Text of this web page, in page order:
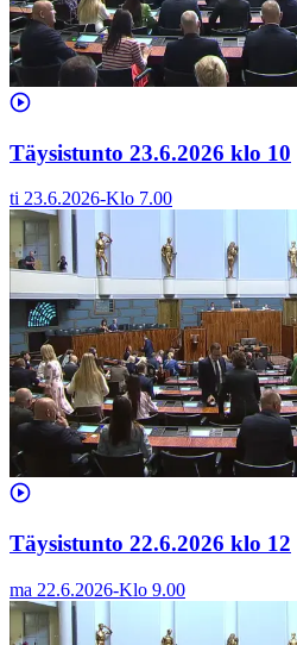
Täysistunto 23.6.2026 klo 10
ti 23.6.2026-Klo 7.00
Täysistunto 22.6.2026 klo 12
ma 22.6.2026-Klo 9.00